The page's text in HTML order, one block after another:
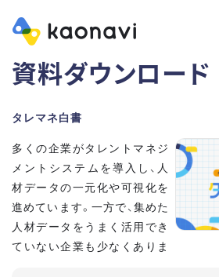
資料ダウンロード
タレマネ白書
多くの企業がタレントマネジ
メントシステムを導入し、人
材データの一元化や可視化を
進めています。一方で、集めた
人材データをうまく活用でき
ていない企業も少なくありま